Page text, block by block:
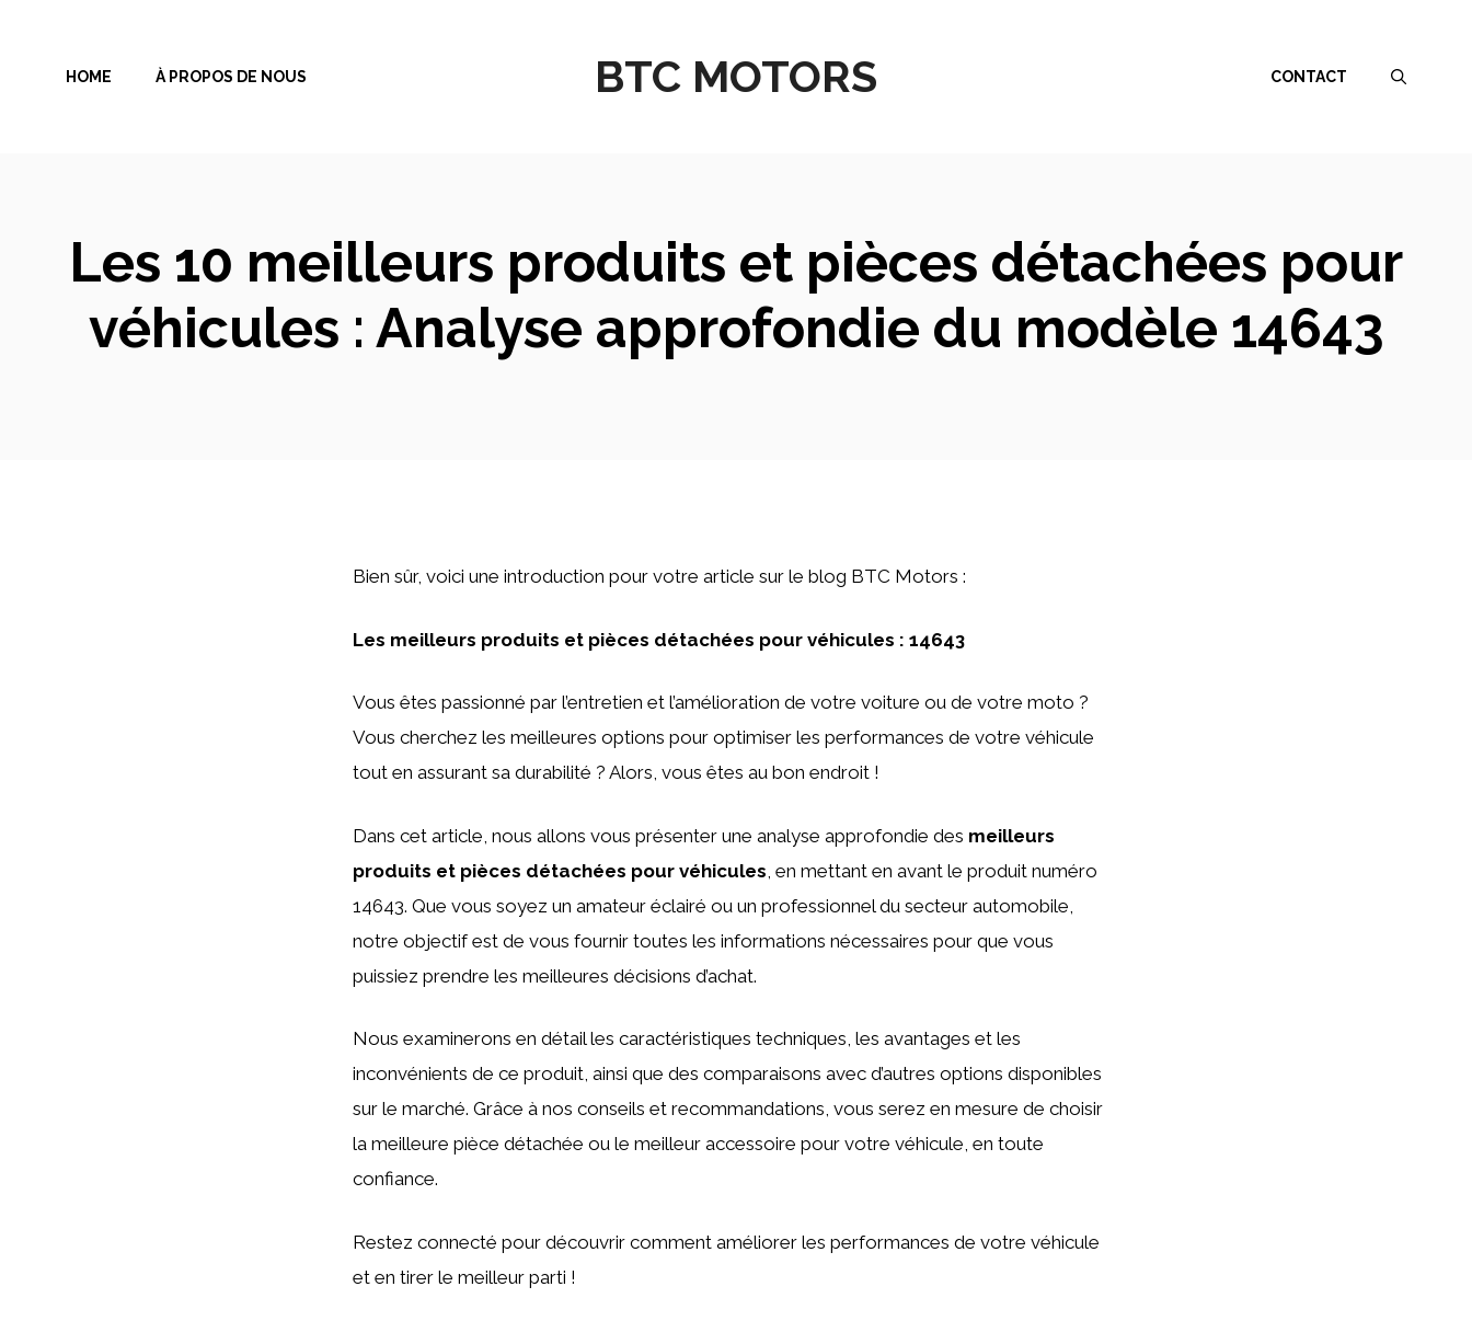
contenu
BTC MOTORS
HOME À PROPOS DE NOUS CONTACT
Les 10 meilleurs produits et pièces détachées pour
véhicules : Analyse approfondie du modèle 14643
Bien sûr, voici une introduction pour votre article sur le blog BTC Motors :
Les meilleurs produits et pièces détachées pour véhicules : 14643
Vous êtes passionné par l’entretien et l’amélioration de votre voiture ou de votre moto ?
Vous cherchez les meilleures options pour optimiser les performances de votre véhicule
tout en assurant sa durabilité ? Alors, vous êtes au bon endroit !
Dans cet article, nous allons vous présenter une analyse approfondie des meilleurs
produits et pièces détachées pour véhicules , en mettant en avant le produit numéro
14643. Que vous soyez un amateur éclairé ou un professionnel du secteur automobile,
notre objectif est de vous fournir toutes les informations nécessaires pour que vous
puissiez prendre les meilleures décisions d’achat.
Nous examinerons en détail les caractéristiques techniques, les avantages et les
inconvénients de ce produit, ainsi que des comparaisons avec d’autres options disponibles
sur le marché. Grâce à nos conseils et recommandations, vous serez en mesure de choisir
la meilleure pièce détachée ou le meilleur accessoire pour votre véhicule, en toute
confiance.
Restez connecté pour découvrir comment améliorer les performances de votre véhicule
et en tirer le meilleur parti !